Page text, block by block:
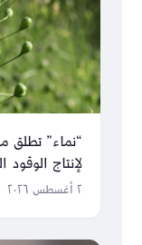
“نماء” تطلق
لإنتاج الوقود
٢ أغسطس ٢٠٢٦